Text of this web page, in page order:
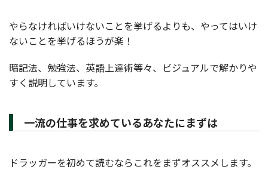
やらなければいけないことを挙げるよりも、やってはいけ
ないことを挙げるほうが楽！
暗記法、勉強法、英語上達術等々、ビジュアルで解かりや
すく説明しています。
一流の仕事を求めているあなたにまずは
ドラッガーを初めて読むならこれをまずオススメします。